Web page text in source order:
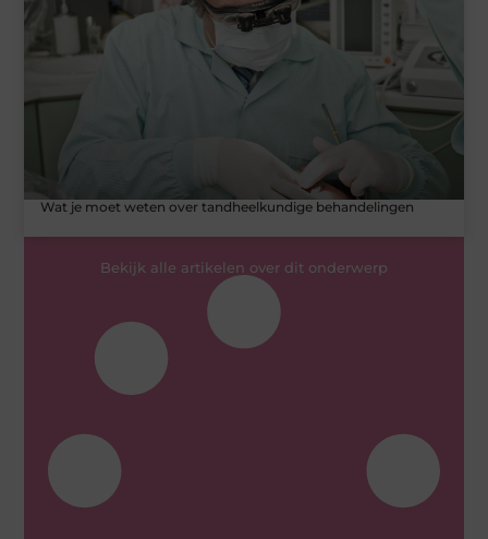
Wat je moet weten over tandheelkundige behandelingen
Bekijk alle artikelen over dit onderwerp